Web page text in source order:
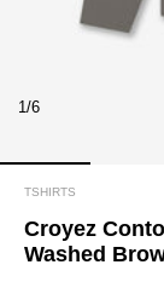
1/6
TSHIRTS
Croyez
Washed